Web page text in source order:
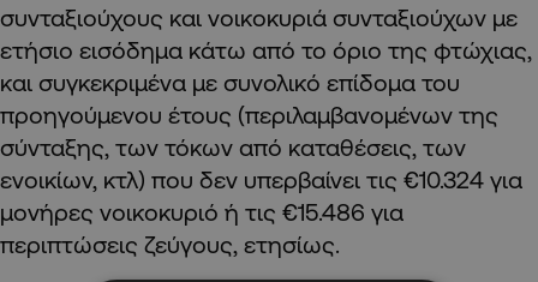
συνταξιούχους και νοικοκυριά συνταξιούχων με
ετήσιο εισόδημα κάτω από το όριο της φτώχιας,
και συγκεκριμένα με συνολικό επίδομα του
προηγούμενου έτους (περιλαμβανομένων της
σύνταξης, των τόκων από καταθέσεις, των
ενοικίων, κτλ) που δεν υπερβαίνει τις €10.324 για
μονήρες νοικοκυριό ή τις €15.486 για
περιπτώσεις ζεύγους, ετησίως.